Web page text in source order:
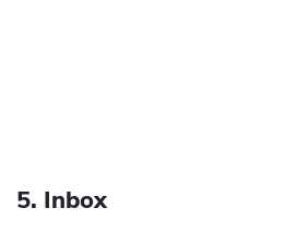
5. Inbox